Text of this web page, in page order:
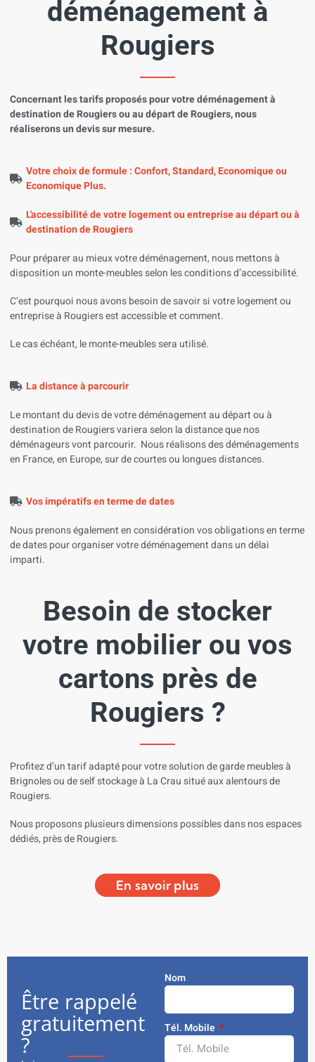
déménagement à
Rougiers
Concernant les tarifs proposés pour votre déménagement à
destination de Rougiers ou au départ de Rougiers, nous
réaliserons un devis sur mesure.
Votre choix de formule : Confort, Standard, Economique ou
Economique Plus.
L'accessibilité de votre logement ou entreprise au départ ou à
destination de Rougiers
Pour préparer au mieux votre déménagement, nous mettons à
disposition un monte-meubles selon les conditions d’accessibilité.
C’est pourquoi nous avons besoin de savoir si votre logement ou
entreprise à Rougiers est accessible et comment.
Le cas échéant, le monte-meubles sera utilisé.
La distance à parcourir
Le montant du devis de votre déménagement au départ ou à
destination de Rougiers variera selon la distance que nos
déménageurs vont parcourir. Nous réalisons des déménagements
en France, en Europe, sur de courtes ou longues distances.
Vos impératifs en terme de dates
Nous prenons également en considération vos obligations en terme
de dates pour organiser votre déménagement dans un délai
imparti.
Besoin de stocker
votre mobilier ou vos
cartons près de
Rougiers ?
Profitezd’untarifadaptépourvotresolutiondegardemeublesà
Brignoles ou de self stockageà La Crausituéauxalentoursde
Rougiers.
Nousproposonsplusieursdimensionspossiblesdansnosespaces
dédiés, prèsde Rougiers.
En savoir plus
Être rappelé
gratuitement
?
Nom
Tél. Mobile